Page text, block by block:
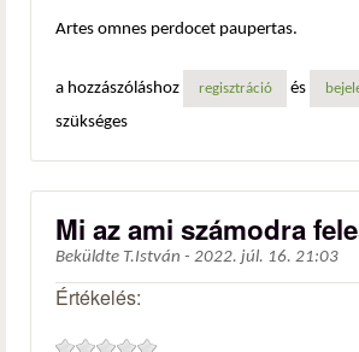
Artes omnes perdocet paupertas.
a hozzászóláshoz regisztráció és
szükséges
Mi az ami számodra
Beküldte T.István - 2022. júl. 16. 21:03
Értékelés: